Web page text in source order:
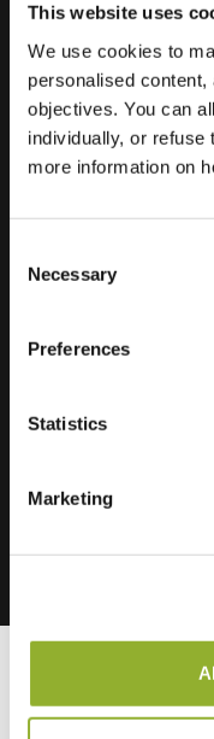
This website uses
We use cookies to
personalised
objectives. You can
individually, or refuse
more information on
Selection
Necessary
Preferences
Statistics
Marketing
Ultra-Fast
Charging
Información
Instalaciones